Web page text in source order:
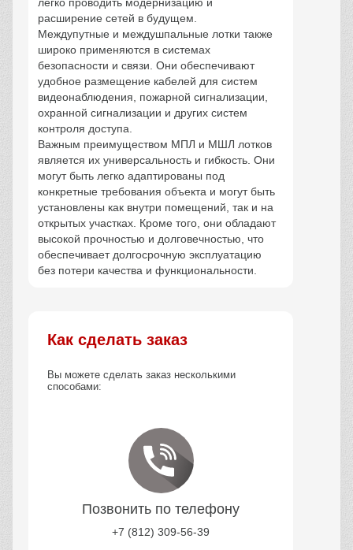
расширение сетей в будущем.
Междупутные и междушпальные лотки также
широко применяются в системах
безопасности и связи. Они обеспечивают
удобное размещение кабелей для систем
видеонаблюдения, пожарной сигнализации,
охранной сигнализации и других систем
контроля доступа.
Важным преимуществом МПЛ и МШЛ лотков
является их универсальность и гибкость. Они
могут быть легко адаптированы под
конкретные требования объекта и могут быть
установлены как внутри помещений, так и на
открытых участках. Кроме того, они обладают
высокой прочностью и долговечностью, что
обеспечивает долгосрочную эксплуатацию
без потери качества и функциональности.
Как сделать заказ
Вы можете сделать заказ несколькими
способами:
Позвонить по телефону
+7 (812) 309-56-39